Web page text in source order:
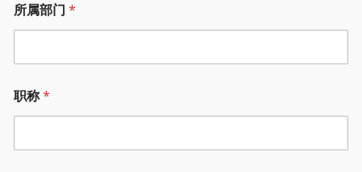
所属部门 *
职称*